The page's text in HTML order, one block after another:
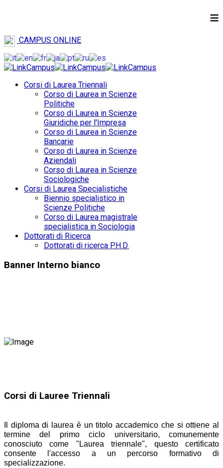
≡
CAMPUS ONLINE
Corsi di Laurea Triennali
Corso di Laurea in Scienze
Politiche
Corso di Laurea in Scienze
Giuridiche per l'Impresa
Corso di Laurea in Scienze
Bancarie
Corso di Laurea in Scienze
Aziendali
Corso di Laurea in Scienze
Sociologiche
Corsi di Laurea Specialistiche
Biennio specialistico in
Scienze Politiche
Corso di Laurea magistrale
specialistica in Sociologia
Dottorati di Ricerca
Dottorati di ricerca P.H.D.
Banner Interno bianco
Corsi di Lauree Triennali
Il diploma di laurea è un titolo accademico che si ottiene al
termine del primo ciclo universitario, comunemente
conosciuto come "Laurea triennale", questo certificato
consente l'accesso a un percorso formativo di
specializzazione.